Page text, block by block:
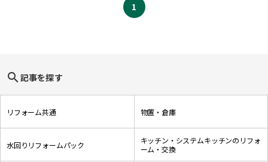
1
search記事を探す
リフォーム共通 物置・倉庫
水回りリフォームパック
キッチン・システムキッチンのリフォ
ーム・交換